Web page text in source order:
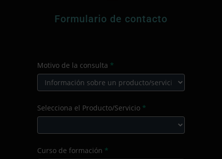
Formulario de contacto
CONTACTO
PRINCIPAL
Motivo de la consulta *
de
Selecciona el Producto/Servicio *
Curso de formación *